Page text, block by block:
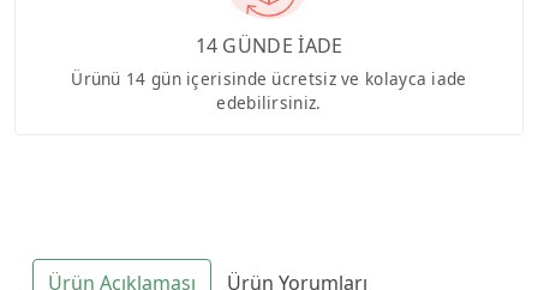
14 GÜNDE İADE
Ürünü 14 gün içerisinde ücretsiz ve kolayca iade
edebilirsiniz.
Ürün Açıklaması Ürün Yorumları